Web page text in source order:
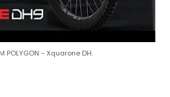
POLYGON - Xquarone DH.